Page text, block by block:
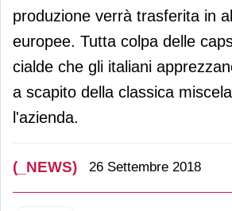
produzione verrà trasferita in
europee. Tutta colpa delle
cialde che gli italiani
a scapito della classica
l'azienda.
(_NEWS) 26 Settembre 2018